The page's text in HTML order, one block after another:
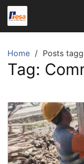
Skip
content
Home Posts
Tag: